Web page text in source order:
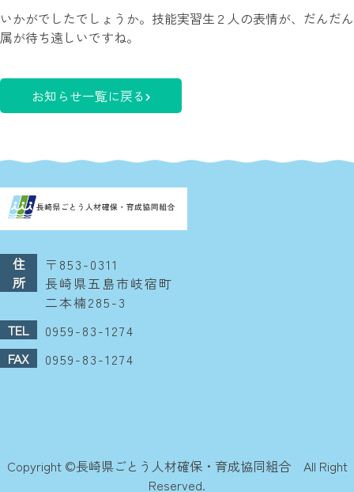
いかがでしたでしょうか。技能実習生２人の表情が、だんだ
属が待ち遠しいですね。
お知らせ一覧に戻る
住
所
〒853-0311
長崎県五島市岐宿町
二本楠285-3
TEL
0959-83-1274
FAX
0959-83-1274
Copyright ©︎長崎県ごとう人材確保・育成協同組合 All Right
Reserved.